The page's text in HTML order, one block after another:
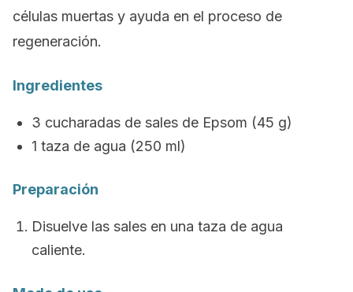
células muertas y ayuda en el proceso de
regeneración.
Ingredientes
3 cucharadas de sales de Epsom (45 g)
1 taza de agua (250 ml)
Preparación
Disuelve las sales en una taza de agua
caliente.